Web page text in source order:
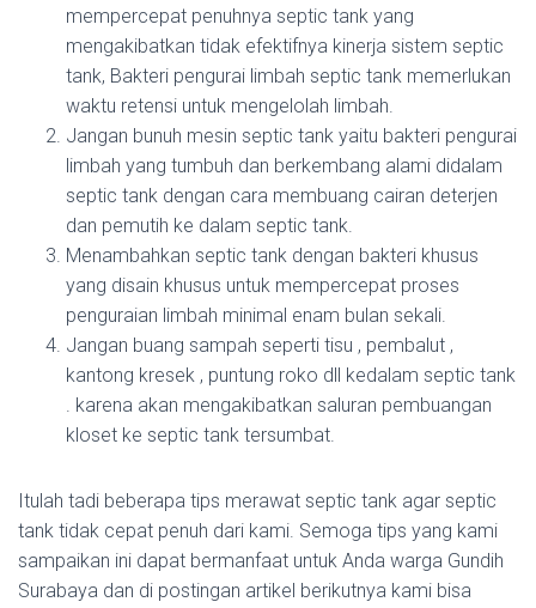
mempercepat penuhnya septic tank yang
mengakibatkan tidak efektifnya kinerja sistem septic
tank, Bakteri pengurai limbah septic tank memerlukan
waktu retensi untuk mengelolah limbah.
Jangan bunuh mesin septic tank yaitu bakteri pengurai
limbah yang tumbuh dan berkembang alami didalam
septic tank dengan cara membuang cairan deterjen
dan pemutih ke dalam septic tank.
Menambahkan septic tank dengan bakteri khusus
yang disain khusus untuk mempercepat proses
penguraian limbah minimal enam bulan sekali.
Jangan buang sampah seperti tisu , pembalut ,
kantong kresek , puntung roko dll kedalam septic tank
. karena akan mengakibatkan saluran pembuangan
kloset ke septic tank tersumbat.
Itulah tadi beberapa tips merawat septic tank agar septic
tank tidak cepat penuh dari kami. Semoga tips yang kami
sampaikan ini dapat bermanfaat untuk Anda warga Gundih
Surabaya dan di postingan artikel berikutnya kami bisa